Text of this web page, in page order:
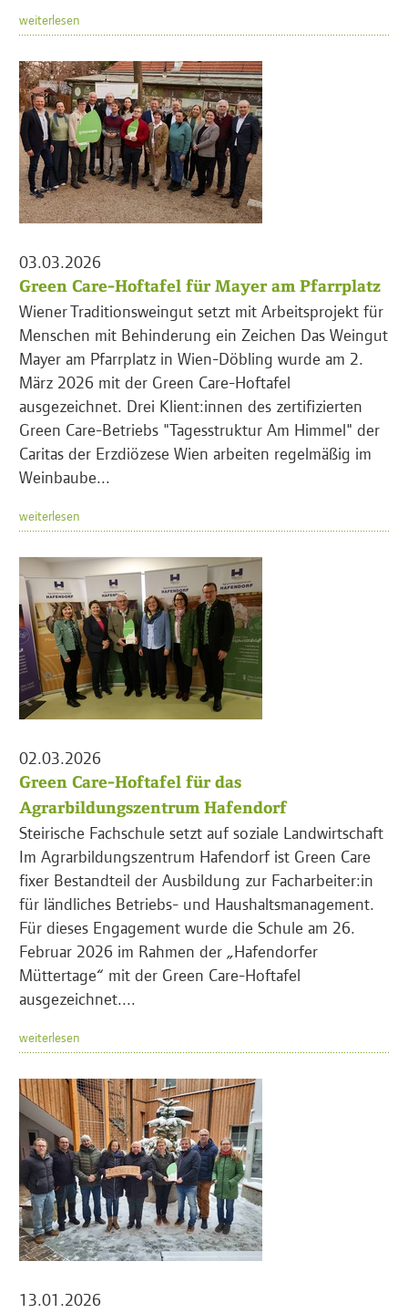
weiterlesen
03.03.2026
Green Care-Hoftafel für Mayer am Pfarrplatz
Wiener Traditionsweingut setzt mit Arbeitsprojekt für
Menschen mit Behinderung ein Zeichen Das Weingut
Mayer am Pfarrplatz in Wien-Döbling wurde am 2.
März 2026 mit der Green Care-Hoftafel
ausgezeichnet. Drei Klient:innen des zertifizierten
Green Care-Betriebs "Tagesstruktur Am Himmel" der
Caritas der Erzdiözese Wien arbeiten regelmäßig im
Weinbaube...
weiterlesen
02.03.2026
Green Care-Hoftafel für das
Agrarbildungszentrum Hafendorf
Steirische Fachschule setzt auf soziale Landwirtschaft
Im Agrarbildungszentrum Hafendorf ist Green Care
fixer Bestandteil der Ausbildung zur Facharbeiter:in
für ländliches Betriebs- und Haushaltsmanagement.
Für dieses Engagement wurde die Schule am 26.
Februar 2026 im Rahmen der „Hafendorfer
Müttertage“ mit der Green Care-Hoftafel
ausgezeichnet....
weiterlesen
13.01.2026